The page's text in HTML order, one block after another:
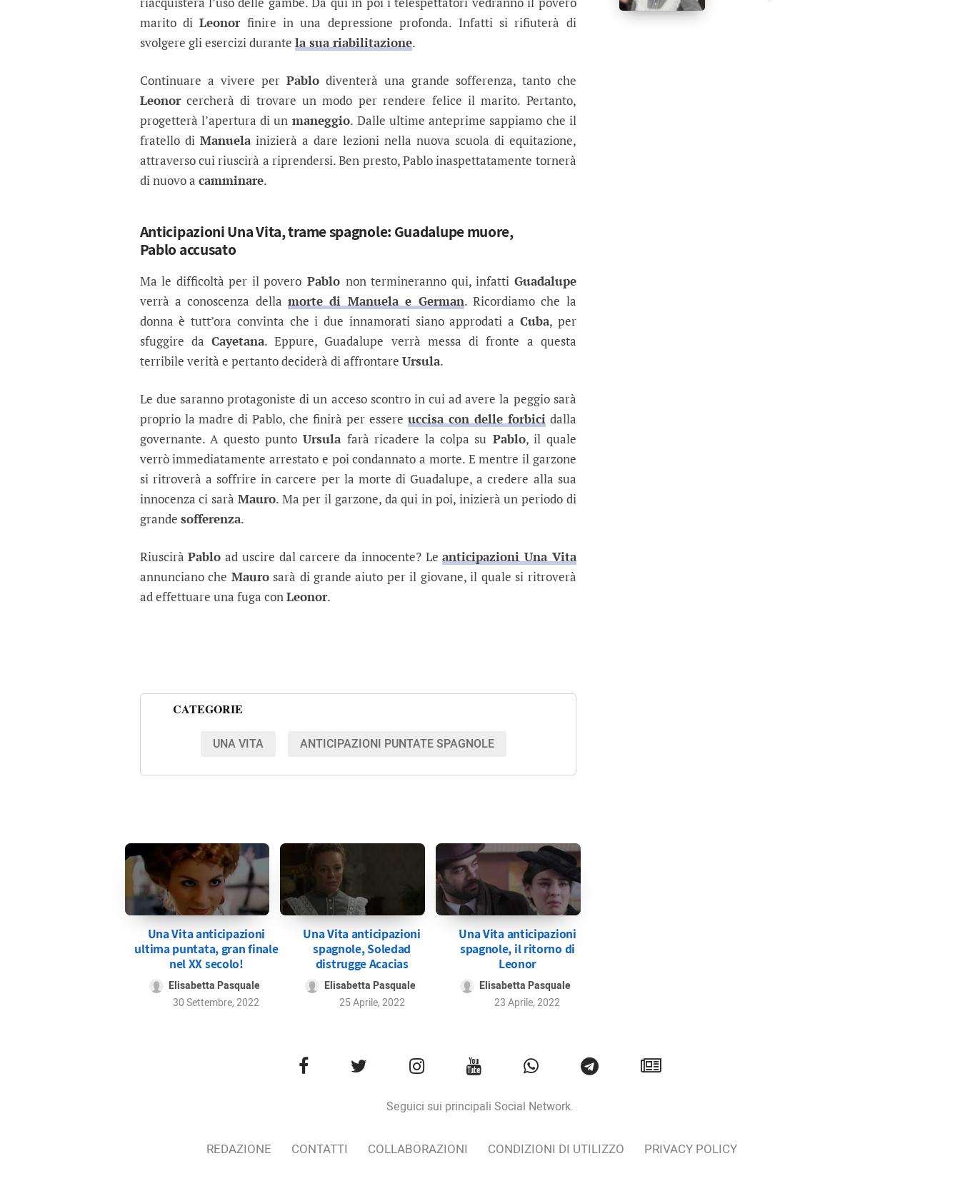
marito diLeonorfinire in una depressione profonda. Infatti si rifiuterà di
svolgere gli esercizi durante la sua riabilitazione.
Continuare a vivere per Pablodiventerà una grande sofferenza, tanto che
Leonorcercherà di trovare un modo per rendere felice il marito. Pertanto,
progetterà l’apertura di un maneggio. Dalle ultime anteprime sappiamo che il
fratello di Manuelainizierà a dare lezioni nella nuova scuola di equitazione,
attraverso cui riuscirà a riprendersi. Ben presto, Pablo inaspettatamente tornerà
di nuovo a camminare.
Anticipazioni Una Vita, trame spagnole: Guadalupe muore,
Pablo accusato
Ma le difficoltà per il povero Pablo non termineranno qui, infatti Guadalupe
verrà a conoscenza dellamorte di Manuela e German. Ricordiamo che la
donna è tutt’ora convinta che i due innamorati siano approdati a Cuba, per
sfuggire daCayetana. Eppure, Guadalupe verrà messa di fronte a questa
terribile verità e pertanto deciderà di affrontare Ursula.
Le due saranno protagoniste di un acceso scontro in cui ad avere la peggio sarà
proprio la madre di Pablo, che finirà per essere uccisa con delle forbicidalla
governante. A questo puntoUrsula farà ricadere la colpa su Pablo, il quale
verrò immediatamente arrestato e poi condannato a morte. E mentre il garzone
si ritroverà a soffrire in carcere per la morte di Guadalupe, a credere alla sua
innocenza ci sarà Mauro. Ma per il garzone, da qui in poi, inizierà un periodo di
grande sofferenza.
RiusciràPablo ad uscire dal carcere da innocente? Leanticipazioni Una Vita
annunciano che Maurosarà di grande aiuto per il giovane, il quale si ritroverà
ad effettuare una fuga conLeonor.
CATEGORIE
UNA VITA ANTICIPAZIONI PUNTATE SPAGNOLE
Una Vita anticipazioni
ultima puntata, gran finale
nel XX secolo!
Elisabetta Pasquale
30 Settembre, 2022
Una Vita anticipazioni
spagnole, Soledad
distrugge Acacias
Elisabetta Pasquale
25 Aprile, 2022
Una Vita anticipazioni
spagnole, il ritorno di
Leonor
Elisabetta Pasquale
23 Aprile, 2022
Seguici sui principali Social Network.
REDAZIONE CONTATTI COLLABORAZIONI CONDIZIONI DI UTILIZZO PRIVACY POLICY